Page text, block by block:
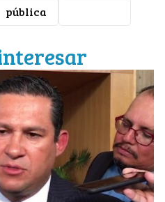
pública